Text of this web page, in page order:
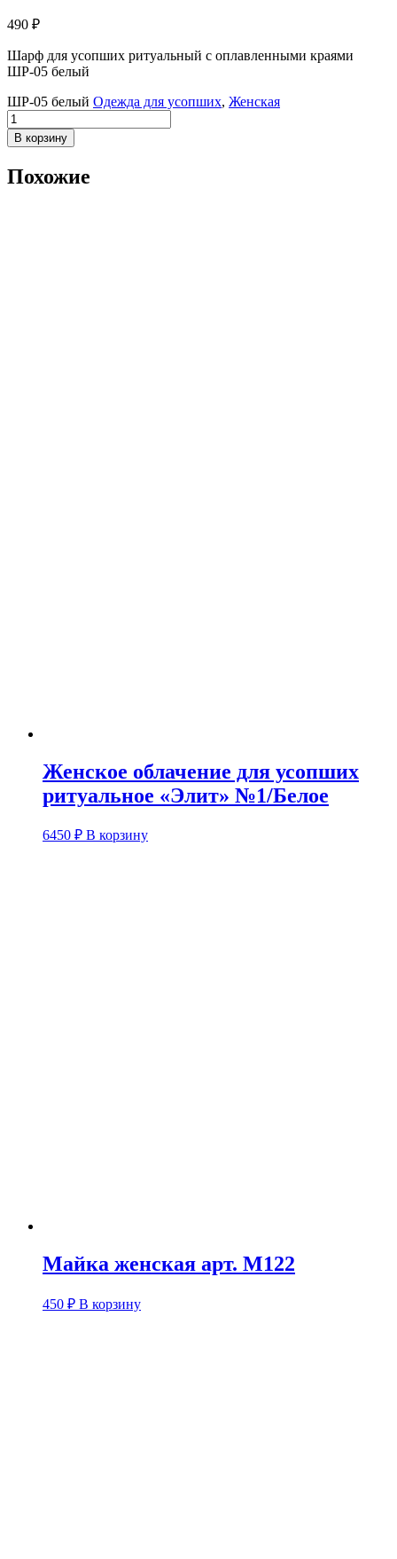
490 ₽
Шарф для усопших ритуальный с оплавленными краями
ШР-05 белый
ШР-05 белый Одежда для усопших, Женская
Количество
товара
Шарф
усопших
В корзину
Похожие
Женское облачение для усопших
ритуальное «Элит» №1/Белое
6450 ₽ В корзину
Майка женская арт. М122
450 ₽ В корзину